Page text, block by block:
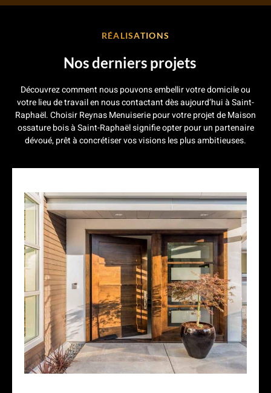
RÉALISATIONS
Nos derniers projets
Découvrez comment nous pouvons embellir votre domicile ou
votre lieu de travail en nous contactant dès aujourd’hui à Saint-
Raphaël. Choisir Reynas Menuiserie pour votre projet de Maison
ossature bois à Saint-Raphaël signifie opter pour un partenaire
dévoué, prêt àconcrétiser vos visions les plus ambitieuses.